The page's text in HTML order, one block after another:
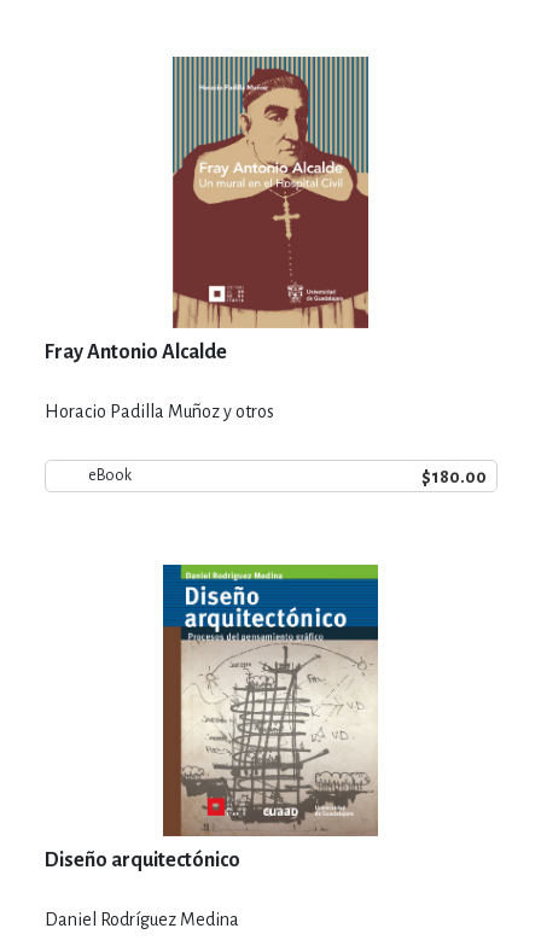
Fray Antonio Alcalde
Horacio Padilla Muñoz y otros
eBook $180.00
Diseño arquitectónico
Daniel Rodríguez Medina